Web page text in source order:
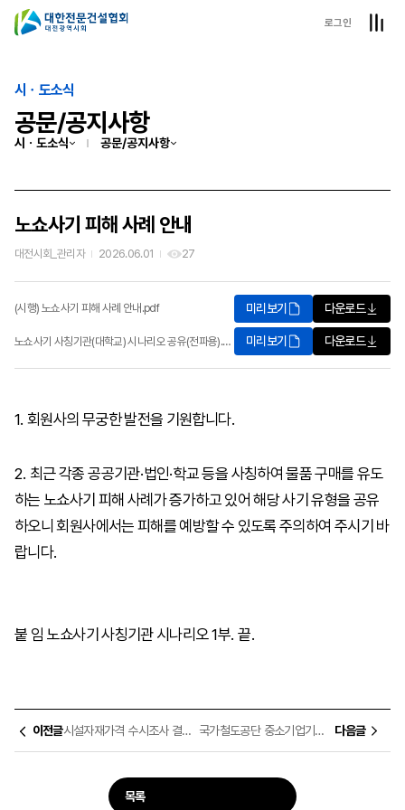
로그인
시ㆍ도소식
공문/공지사항
시ㆍ도소식 공문/공지사항
노쇼사기 피해 사례 안내
대전시회_관리자 2026.06.01 27
(시행) 노쇼사기 피해 사례 안내.pdf 미리보기 다운로드
노쇼사기 사칭기관(대학교) 시나리오 공유(전파용).pdf 미리보기 다운로드
1. 회원사의 무궁한 발전을 기원합니다.
2. 최근 각종 공공기관·법인·학교 등을 사칭하여 물품 구매를 유도
하는 노쇼사기 피해 사례가 증가하고 있어 해당 사기 유형을 공유
하오니 회원사에서는 피해를 예방할 수 있도록 주의하여 주시기 바
랍니다.
붙 임 노쇼사기 사칭기관 시나리오1부.끝.
이전글 시설자재가격 수시조사 결과 가격인상 자재정보 안내(2차) 국가철도공단 중소기업기술마켓 상시 공모 안내 다음글
목록